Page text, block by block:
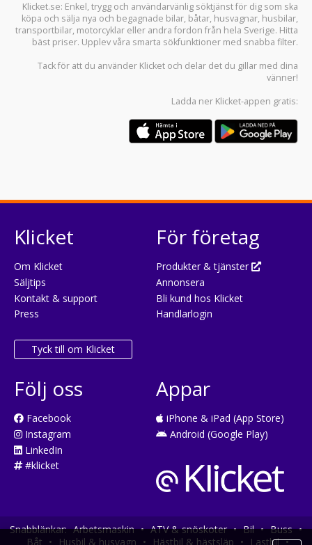
Klicket.se: Enkel, trygg och användarvänlig söktjänst för dig som ska
köpa och sälja nya och begagnade bilar, båtar, husvagnar, husbilar,
transportbilar, motorcyklar eller andra fordon från hela Sverige. Hitta
bäst priser. Upplev våra smarta sökfunktioner med snabba filter.
Tack för att du använder Klicket och delar det du gillar med dina
vänner!
Ladda ner Klicket-appen gratis:
Klicket
Om Klicket
Säljtips
Kontakt & support
Press
Tyck till om Klicket
För företag
Produkter & tjänster
Annonsera
Bli kund hos Klicket
Handlarlogin
Följ oss
Facebook
Instagram
LinkedIn
#klicket
Appar
iPhone & iPad (App Store)
Android (Google Play)
Snabblänkar: Arbetsmaskin • ATV & snöskoter • Bil • Buss •
Båt • Husbil & husvagn • Hästbil & hästsläp • Lastbil •